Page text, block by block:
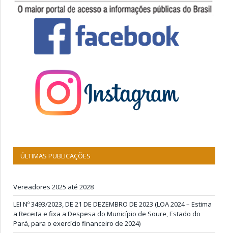
ÚLTIMAS PUBLICAÇÕES
Vereadores 2025 até 2028
LEI Nº 3493/2023, DE 21 DE DEZEMBRO DE 2023 (LOA 2024 – Estima
a Receita e fixa a Despesa do Município de Soure, Estado do
Pará, para o exercício financeiro de 2024)